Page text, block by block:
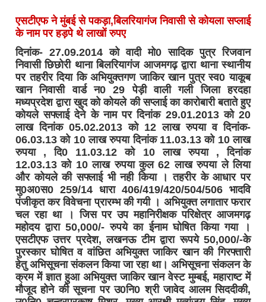
एसटीएफ ने मुंबई से पकड़ा,बिलरियागंज निवासी से कोयला सप्लाई
के नाम पर हड़पे थे लाखों रुपए
दिनांक- 27.09.2014 को वादी मो0 सादिक पुत्र रिजवान
निवासी छिछोरी थाना बिलरियागंज आजमगढ़ द्वारा थाना स्थानीय
पर तहरीर दिया कि अभियुक्तगण जाकिर खान पुत्र स्व0 याकूब
खान निवासी वार्ड न0 29 पेड़ी वाली गली जिला हरदहा
मध्यप्रदेश द्वारा खुद को कोयले की सप्लाई का कारोबारी बताते हुए
कोयले सफ्लाई देने के नाम पर दिनांक 29.01.2013 को 20
लाख दिनांक 05.02.2013 को 12 लाख रुपया व दिनांक-
06.03.13 को 10 लाख रुपया दिनांक 11.03.13 को 10 लाख
रुपया , दि0 11.03.12 को 10 लाख रुपया , दिनांक
12.03.13 को 10 लाख रुपया कुल 62 लाख रुपया ले लिया
और कोयले की सफ्लाई भी नही किया । तहरीर के आधार पर
मु0अ0स0 259/14 धारा 406/419/420/504/506 भादवि
पंजीकृत कर विवेचना प्रारम्भ की गयी । अभियुक्त लगातार फरार
चल रहा था । जिस पर उप महानिरीक्षक परिक्षेत्र आजमगढ़
महोदय द्वारा 50,000/- रुपये का ईनाम घोषित किया गया ।
एसटीएफ उत्तर प्रदेश, लखनऊ टीम द्वारा रूपये 50,000/-के
पुरस्कार घोषित व वांछित अभियुक्त जाकिर खान की गिरफ्तारी
हेतु अभिसूचना संकलन किया जा रहा था। अभिसूचना संकलन के
क्रम में ज्ञात हुआ अभियुक्त जाकिर खान वेस्ट मुम्बई, महाराष्ट में
मौजूद होने की सूचना पर उ0नि0 श्री जावेद आलम सिददीकी,